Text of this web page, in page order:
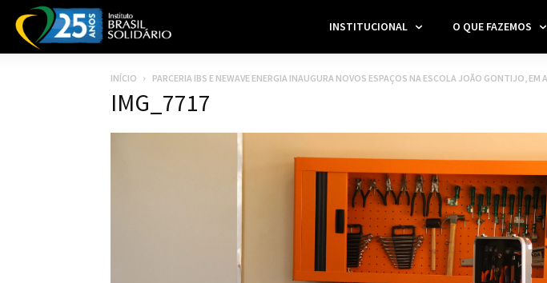
INSTITUCIONAL O QUE FAZEMOS
INÍCIO PARCERIA IBS E NEWAVE ENERGIA INAUGURA NOVOS ESPAÇOS NA ESCOLA JOÃO GONTIJO, EM
IMG_7717